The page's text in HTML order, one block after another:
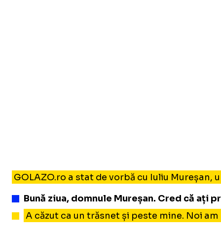
GOLAZO.ro a stat de vorbă cu Iuliu
Bună ziua, domnule Mureșan. Cred că
A căzut ca un trăsnet și peste mine. Noi